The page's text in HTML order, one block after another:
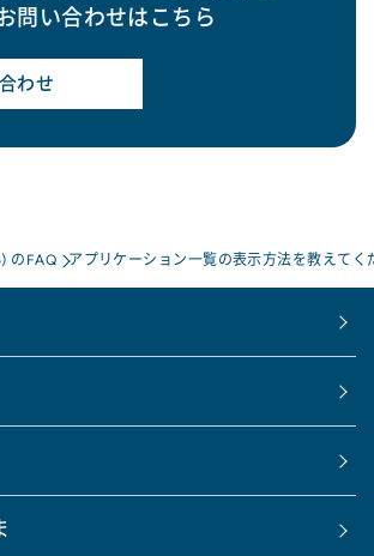
問い合わせはこちら
わせ
のFAQ アプリケーション一覧の表示方法を教えてく